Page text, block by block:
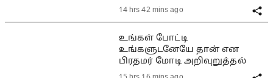
14 hrs 42 mins ago
உங்கள் போட்டி
உங்களுடனேயே தான் என
பிரதமர் மோடி அறிவுறுத்தல்